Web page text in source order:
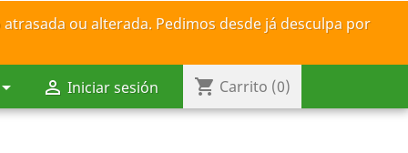
ou alterada. Pedimos desde já desculpa por
 Iniciar sesión shopping_cart Carrito (0)